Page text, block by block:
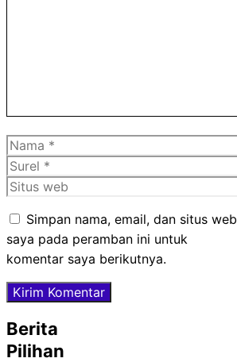
Nama
Surel
Situs
Simpan nama, email, dan situs web
saya pada peramban ini untuk
komentar saya berikutnya.
Berita
Pilihan